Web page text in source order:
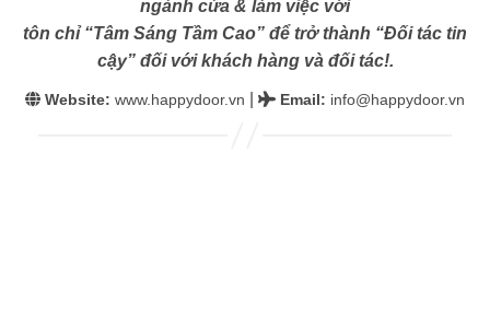
ngành cửa & làm việc với
tôn chỉ “Tâm Sáng Tầm Cao” để trở thành “Đối tác tin
cậy” đối với khách hàng và đối tác!.
Website: www.happydoor.vn Email: info@happydoor.vn